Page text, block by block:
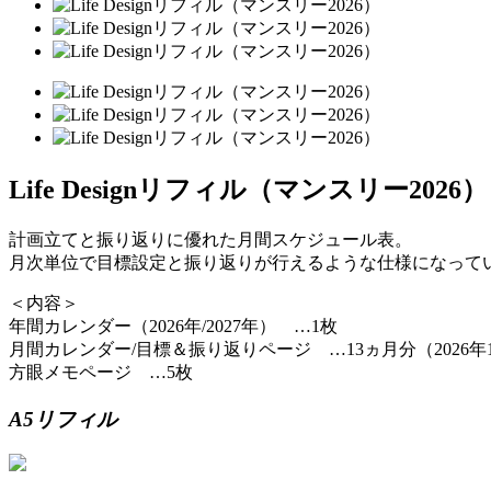
Life Designリフィル（マンスリー2026）
計画立てと振り返りに優れた月間スケジュール表。
月次単位で目標設定と振り返りが行えるような仕様になって
＜内容＞
年間カレンダー（2026年/2027年） …1枚
月間カレンダー/目標＆振り返りページ …13ヵ月分（2026年1
方眼メモページ …5枚
A5リフィル